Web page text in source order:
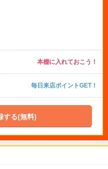
本棚に入れておこう！
毎日来店ポイントGET！
する(無料)